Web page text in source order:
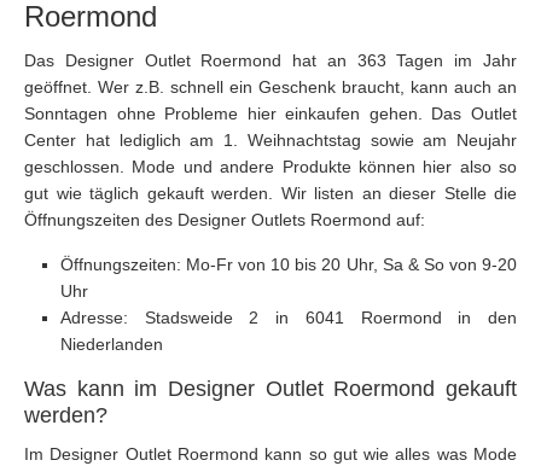
Roermond
Das Designer Outlet Roermond hat an 363 Tagen im Jahr
geöffnet. Wer z.B. schnell ein Geschenk braucht, kann auch an
Sonntagen ohne Probleme hier einkaufen gehen. Das Outlet
Center hat lediglich am 1. Weihnachtstag sowie am Neujahr
geschlossen. Mode und andere Produkte können hier also so
gut wie täglich gekauft werden. Wir listen an dieser Stelle die
Öffnungszeiten des Designer Outlets Roermond auf:
Öffnungszeiten: Mo-Fr von 10 bis 20 Uhr, Sa & So von 9-20
Uhr
Adresse: Stadsweide 2 in 6041 Roermond in den
Niederlanden
Was kann im Designer Outlet Roermond gekauft
werden?
Im Designer Outlet Roermond kann so gut wie alles was Mode